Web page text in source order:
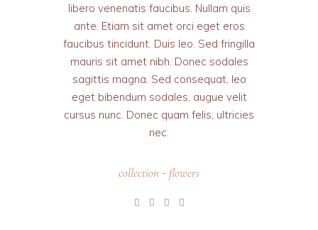
libero venenatis faucibus. Nullam quis
ante. Etiam sit amet orci eget eros
faucibus tincidunt. Duis leo. Sed fringilla
mauris sit amet nibh. Donec sodales
sagittis magna. Sed consequat, leo
eget bibendum sodales, augue velit
cursus nunc. Donec quam felis, ultricies
nec.
collection - flowers